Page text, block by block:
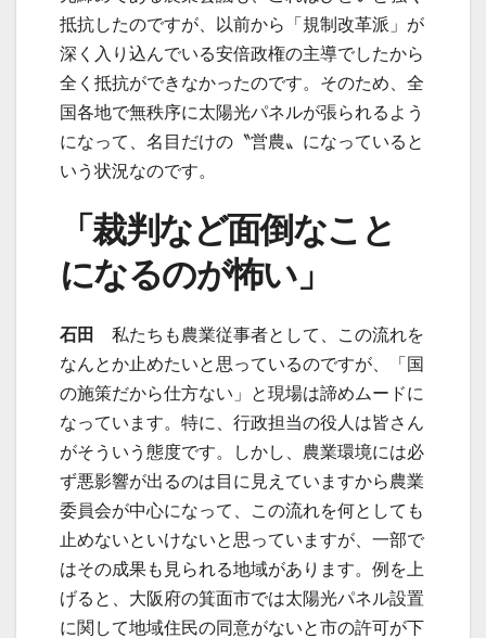
抵抗したのですが、以前から「規制改革派」が
深く入り込んでいる安倍政権の主導でしたから
全く抵抗ができなかったのです。そのため、全
国各地で無秩序に太陽光パネルが張られるよう
になって、名目だけの〝営農〟になっていると
いう状況なのです。
「裁判など面倒なこと
になるのが怖い」
石田
私たちも農業従事者として、この流れを
なんとか止めたいと思っているのですが、「国
の施策だから仕方ない」と現場は諦めムードに
なっています。特に、行政担当の役人は皆さん
がそういう態度です。しかし、農業環境には必
ず悪影響が出るのは目に見えていますから農業
委員会が中心になって、この流れを何としても
止めないといけないと思っていますが、一部で
はその成果も見られる地域があります。例を上
げると、大阪府の箕面市では太陽光パネル設置
に関して地域住民の同意がないと市の許可が下